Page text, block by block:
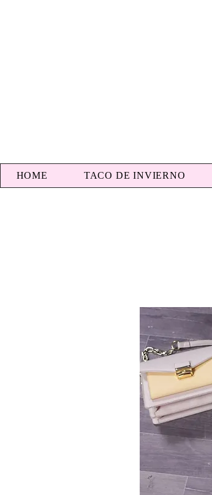
HOME TACO DE INVIERNO